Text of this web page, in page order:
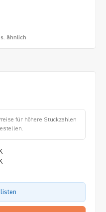
ähnlich
für höhere Stückzahlen